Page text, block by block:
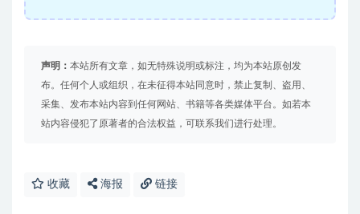
声明： 本站所有文章，如无特殊说明或标注，均为本站原创发
布。任何个人或组织，在未征得本站同意时，禁止复制、盗用、
采集、发布本站内容到任何网站、书籍等各类媒体平台。如若本
站内容侵犯了原著者的合法权益，可联系我们进行处理。
收藏 海报 链接